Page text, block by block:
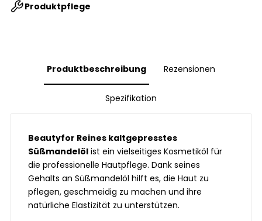
Produktpflege
Produktbeschreibung Rezensionen
Spezifikation
Beautyfor Reines kaltgepresstes
Süßmandelöl ist ein vielseitiges Kosmetiköl für
die professionelle Hautpflege. Dank seines
Gehalts an Süßmandelöl hilft es, die Haut zu
pflegen, geschmeidig zu machen und ihre
natürliche Elastizität zu unterstützen.